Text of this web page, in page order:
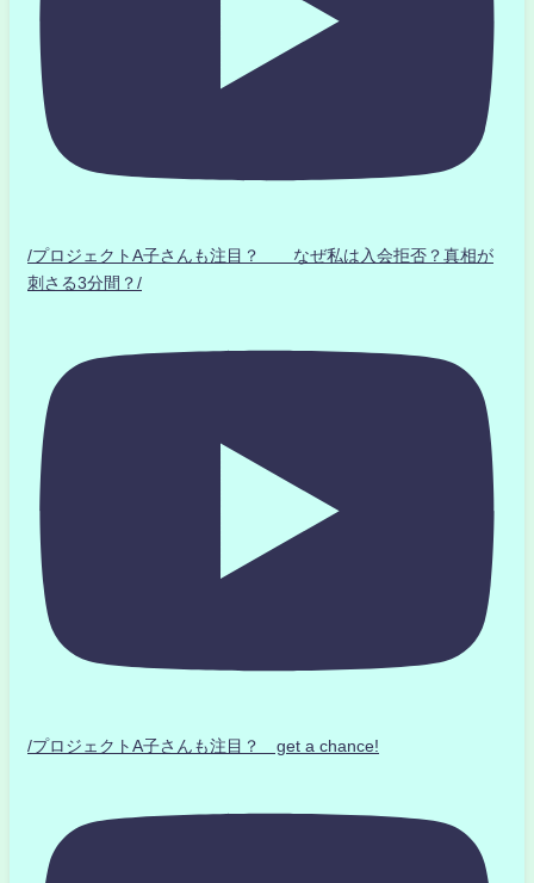
/プロジェクトA子さんも注目？ なぜ私は入会拒否？真相が
刺さる3分間？/
/プロジェクトA子さんも注目？ get a chance!